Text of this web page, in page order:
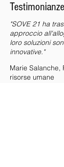
"SOVE 21 ha
approccio
loro soluzioni
innovative."
Marie Salanche,
risorse umane